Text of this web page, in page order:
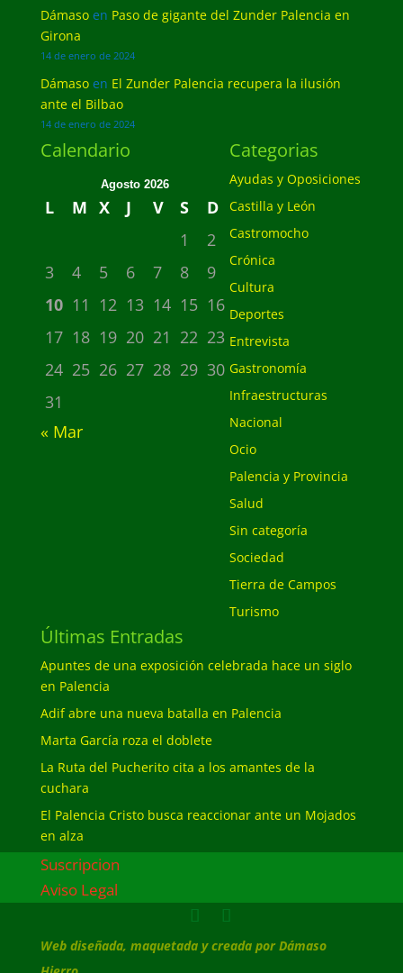
Dámasoen Paso de gigante del Zunder Palencia en
Girona
14 de enero de 2024
Dámasoen El Zunder Palencia recupera la ilusión
ante el Bilbao
14 de enero de 2024
Calendario
Agosto 2026
L M X J V S
D
1
2
3
4 5 6 7 8
9
10 11 12 13 14 15 16
17 18 19 20 21 22 23
24 25 26 27 28 29 30
31
« Mar
Categorias
Ayudas y Oposiciones
Castilla y León
Castromocho
Crónica
Cultura
Deportes
Entrevista
Gastronomía
Infraestructuras
Nacional
Ocio
Palencia y Provincia
Salud
Sin categoría
Sociedad
Tierra de Campos
Turismo
Últimas Entradas
Apuntes de una exposición celebrada hace un siglo
en Palencia
Adif abre una nueva batalla en Palencia
Marta García roza el doblete
La Ruta del Pucherito cita a los amantes de la
cuchara
El Palencia Cristo busca reaccionar ante un Mojados
en alza
Suscripcion
Aviso Legal
Web diseñada, maquetada y creada por Dámaso